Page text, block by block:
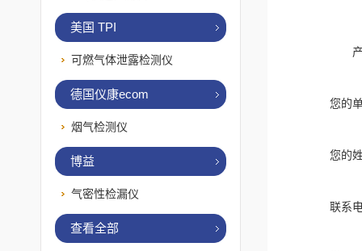
您的
您的
联系
美国 TPI
可燃气体泄露检测仪
德国仪康ecom
烟气检测仪
博益
气密性检漏仪
查看全部